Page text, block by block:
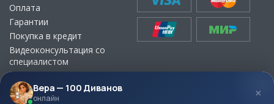
Оплата
Гарантии
Покупка в кредит
Видеоконсультация со
специалистом
Выбор ткани для мебели без
визита в магазин
Вера — 100 Диванов
онлайн ×